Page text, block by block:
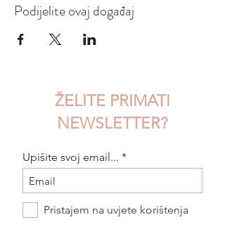
Podijelite ovaj događaj
ŽELITE PRIMATI
NEWSLETTER?
Upišite svoj email...
Pristajem na uvjete korištenja